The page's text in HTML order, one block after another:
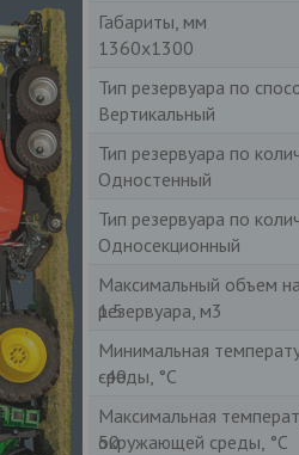
Габариты, мм
1360х1300
Тип резервуара по
Вертикальный
Тип резервуара по
Одностенный
Тип резервуара по
Односекционный
Максимальный объем
резервуара, м3
1.5
Минимальная
среды, °С
-40
Максимальная
окружающей среды, °С
50